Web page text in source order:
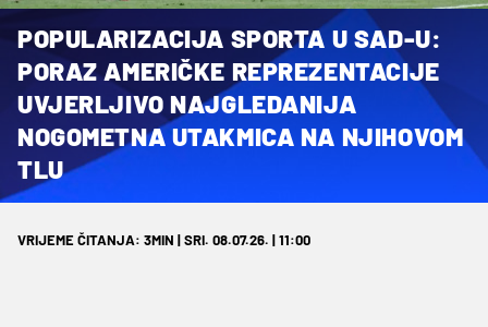
POPULARIZACIJA SPORTA U SAD-U:
PORAZ AMERIČKE REPREZENTACIJE
UVJERLJIVO NAJGLEDANIJA
NOGOMETNA UTAKMICA NA NJIHOVOM
TLU
VRIJEME ČITANJA: 3MIN | SRI. 08.07.26. | 11:00